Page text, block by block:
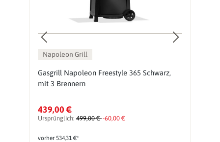
Napoleon Grill
Gasgrill Napoleon Freestyle 365 Schwarz,
mit 3 Brennern
439,00 €
Ursprünglich: 499,00 €-60,00 €
vorher 534,31 €*